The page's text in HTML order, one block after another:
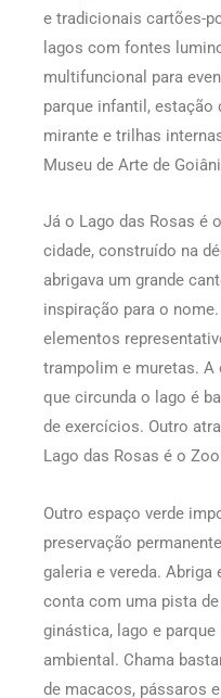
e tradicionais cartões-
lagos com fontes
multifuncional para
parque infantil, estação
mirante e trilhas
Museu de Arte de
Já o Lago das Rosas é
cidade, construído na
abrigava um grande
inspiração para o
elementos
trampolim e muretas. A
que circunda o lago é
de exercícios. Outro
Lago das Rosas é o
Outro espaço verde
preservação
galeria e vereda. Abriga
conta com uma pista
ginástica, lago e
ambiental. Chama
de macacos, pássaros